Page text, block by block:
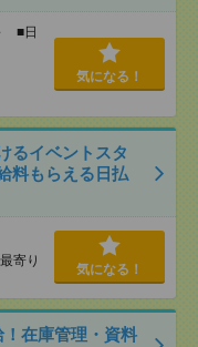
■日
気になる！
るイベントスタ
料もらえる日払
寄り
気になる！
在庫管理・資料